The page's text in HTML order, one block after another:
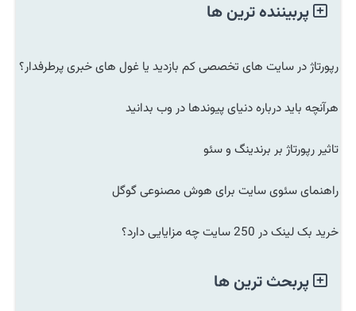
پربیننده ترین ها
رپورتاژ در سایت های تخصصی کم بازدید یا غول های خبری پرطرفدار؟
هرآنچه باید درباره دنیای پیوندها در وب بدانید
تاثیر رپورتاژ بر برندینگ و سئو
راهنمای سئوی سایت برای هوش مصنوعی گوگل
خرید بک لینک در 250 سایت چه مزایایی دارد؟
پربحث ترین ها